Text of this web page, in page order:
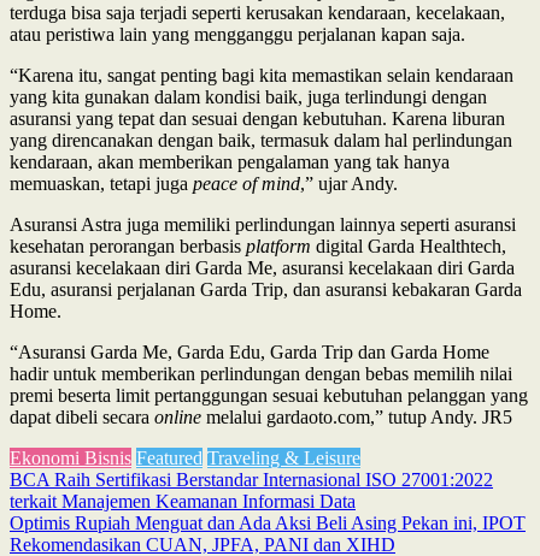
terduga bisa saja terjadi seperti kerusakan kendaraan, kecelakaan,
atau peristiwa lain yang mengganggu perjalanan kapan saja.
“Karena itu, sangat penting bagi kita memastikan selain kendaraan
yang kita gunakan dalam kondisi baik, juga terlindungi dengan
asuransi yang tepat dan sesuai dengan kebutuhan. Karena liburan
yang direncanakan dengan baik, termasuk dalam hal perlindungan
kendaraan, akan memberikan pengalaman yang tak hanya
memuaskan, tetapi juga peace of mind,” ujar Andy.
Asuransi Astra juga memiliki perlindungan lainnya seperti asuransi
kesehatan perorangan berbasis platform digital Garda Healthtech,
asuransi kecelakaan diri Garda Me, asuransi kecelakaan diri Garda
Edu, asuransi perjalanan Garda Trip, dan asuransi kebakaran Garda
Home.
“Asuransi Garda Me, Garda Edu, Garda Trip dan Garda Home
hadir untuk memberikan perlindungan dengan bebas memilih nilai
premi beserta limit pertanggungan sesuai kebutuhan pelanggan yang
dapat dibeli secara online melalui gardaoto.com,” tutup Andy. JR5
Ekonomi Bisnis Featured Traveling & Leisure
Post
navigation
BCA Raih Sertifikasi Berstandar Internasional ISO 27001:2022
terkait Manajemen Keamanan Informasi Data
Optimis Rupiah Menguat dan Ada Aksi Beli Asing Pekan ini, IPOT
Rekomendasikan CUAN, JPFA, PANI dan XIHD